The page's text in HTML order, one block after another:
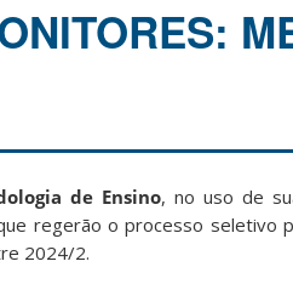
de Ensino, no uso de
regerão o processo seletivo
2024/2.